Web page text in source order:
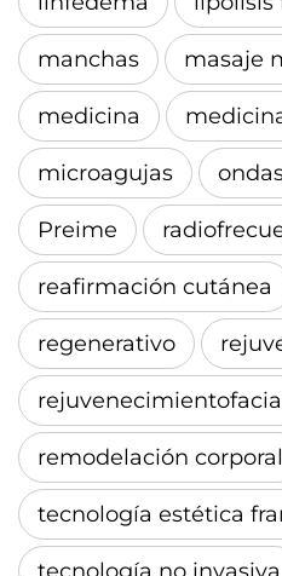
manchas masaje
medicina
microagujas
Preime
reafirmación cutánea
regenerativo
remodelación corporal
tecnología estética